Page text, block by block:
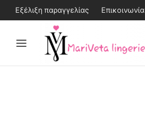
Εξέλιξη παραγγελίας Επικοινωνία